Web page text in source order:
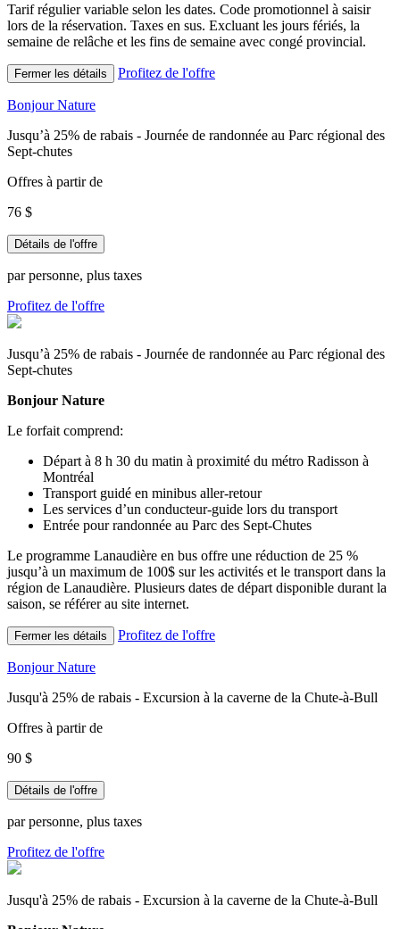
Tarif régulier variable selon les dates. Code promotionnel à saisir
lors de la réservation. Taxes en sus. Excluant les jours fériés, la
semaine de relâche et les fins de semaine avec congé provincial.
Fermer les détails Profitez de l'offre
Bonjour Nature
Jusqu’à 25% de rabais - Journée de randonnée au Parc régional des
Sept-chutes
Offres à partir de
76 $
Détails de l'offre
par personne, plus taxes
Profitez de l'offre
Jusqu’à 25% de rabais - Journée de randonnée au Parc régional des
Sept-chutes
Bonjour Nature
Le forfait comprend:
Départ à 8 h 30 du matin à proximité du métro Radisson à
Montréal
Transport guidé en minibus aller-retour
Les services d’un conducteur-guide lors du transport
Entrée pour randonnée au Parc des Sept-Chutes
Le programme Lanaudière en bus offre une réduction de 25 %
jusqu’à un maximum de 100$ sur les activités et le transport dans la
région de Lanaudière. Plusieurs dates de départ disponible durant la
saison, se référer au site internet.
Fermer les détails Profitez de l'offre
Bonjour Nature
Jusqu'à 25% de rabais - Excursion à la caverne de la Chute-à-Bull
Offres à partir de
90 $
Détails de l'offre
par personne, plus taxes
Profitez de l'offre
Jusqu'à 25% de rabais - Excursion à la caverne de la Chute-à-Bull